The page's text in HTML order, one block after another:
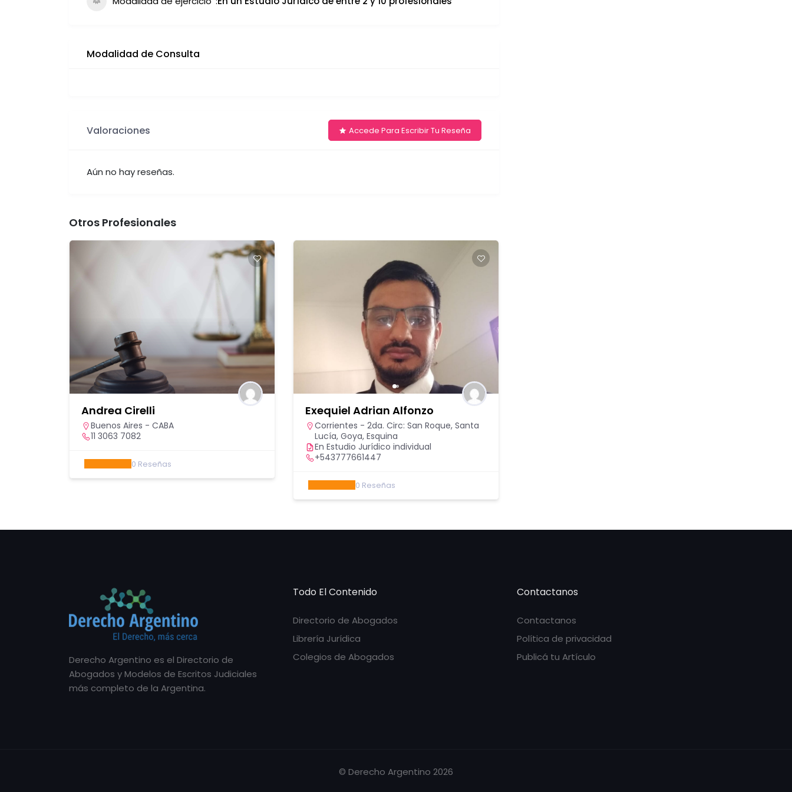
Modalidad de Consulta
Valoraciones Accede Para Escribir Tu Reseña
Aún no hay reseñas.
Otros Profesionales
Andrea Cirelli
Buenos Aires - CABA
11 3063 7082
0 Reseñas
Exequiel Adrian Alfonzo
Corrientes - 2da. Circ: San Roque, Santa
Lucía, Goya, Esquina
En Estudio Jurídico individual
+543777661447
0 Reseñas
Derecho Argentino es el Directorio de
Abogados y Modelos de Escritos Judiciales
más completo de la Argentina.
Todo El Contenido
Directorio de Abogados
Librería Jurídica
Colegios de Abogados
Contactanos
Contactanos
Política de privacidad
Publicá tu Artículo
© Derecho Argentino 2026